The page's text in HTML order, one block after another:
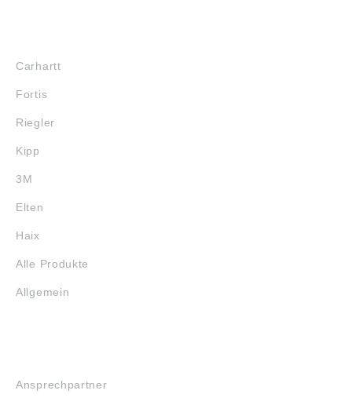
Carhartt
Fortis
Riegler
Kipp
3M
Elten
Haix
Alle Produkte
Allgemein
Ansprechpartner